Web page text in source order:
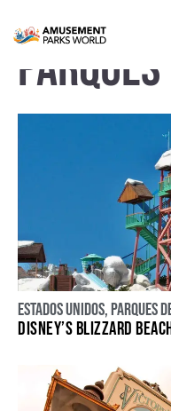
Estados Unidos,Parques
DISNEY’S BLIZZARD